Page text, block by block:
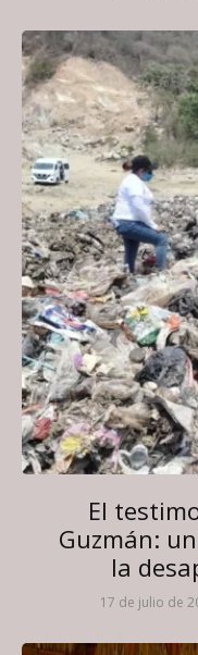
El
Guzmán:
la
17 de julio de